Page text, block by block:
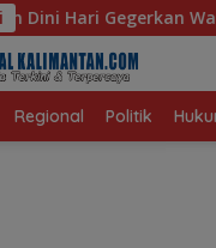
Kelayan B, Dua
Regional Politik